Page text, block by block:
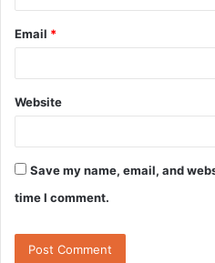
Email *
Website
Save my name, email, and
time I comment.